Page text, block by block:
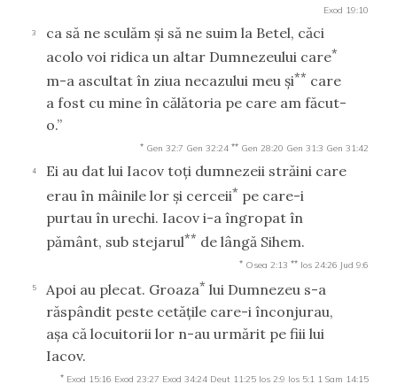
Exod 19:10
3
ca să ne sculăm şi să ne suim la Betel, căci
acolo voi ridica un altar Dumnezeului care*
m-a ascultat în ziua necazului meu şi** care
a fost cu mine în călătoria pe care am făcut-
o.”
* Gen 32:7 Gen 32:24 ** Gen 28:20 Gen 31:3 Gen 31:42
4
Ei au dat lui Iacov toţi dumnezeii străini care
erau în mâinile lor şi cerceii* pe care-i
purtau în urechi. Iacov i-a îngropat în
pământ, sub stejarul** de lângă Sihem.
* Osea 2:13 ** Ios 24:26 Jud 9:6
5 Apoi au plecat. Groaza* lui Dumnezeu s-a
răspândit peste cetăţile care-i înconjurau,
aşa că locuitorii lor n-au urmărit pe fiii lui
Iacov.
* Exod 15:16 Exod 23:27 Exod 34:24 Deut 11:25 Ios 2:9 Ios 5:1 1 Sam 14:15